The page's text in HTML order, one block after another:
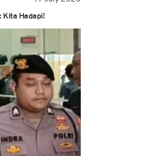
Kita Hadapi!